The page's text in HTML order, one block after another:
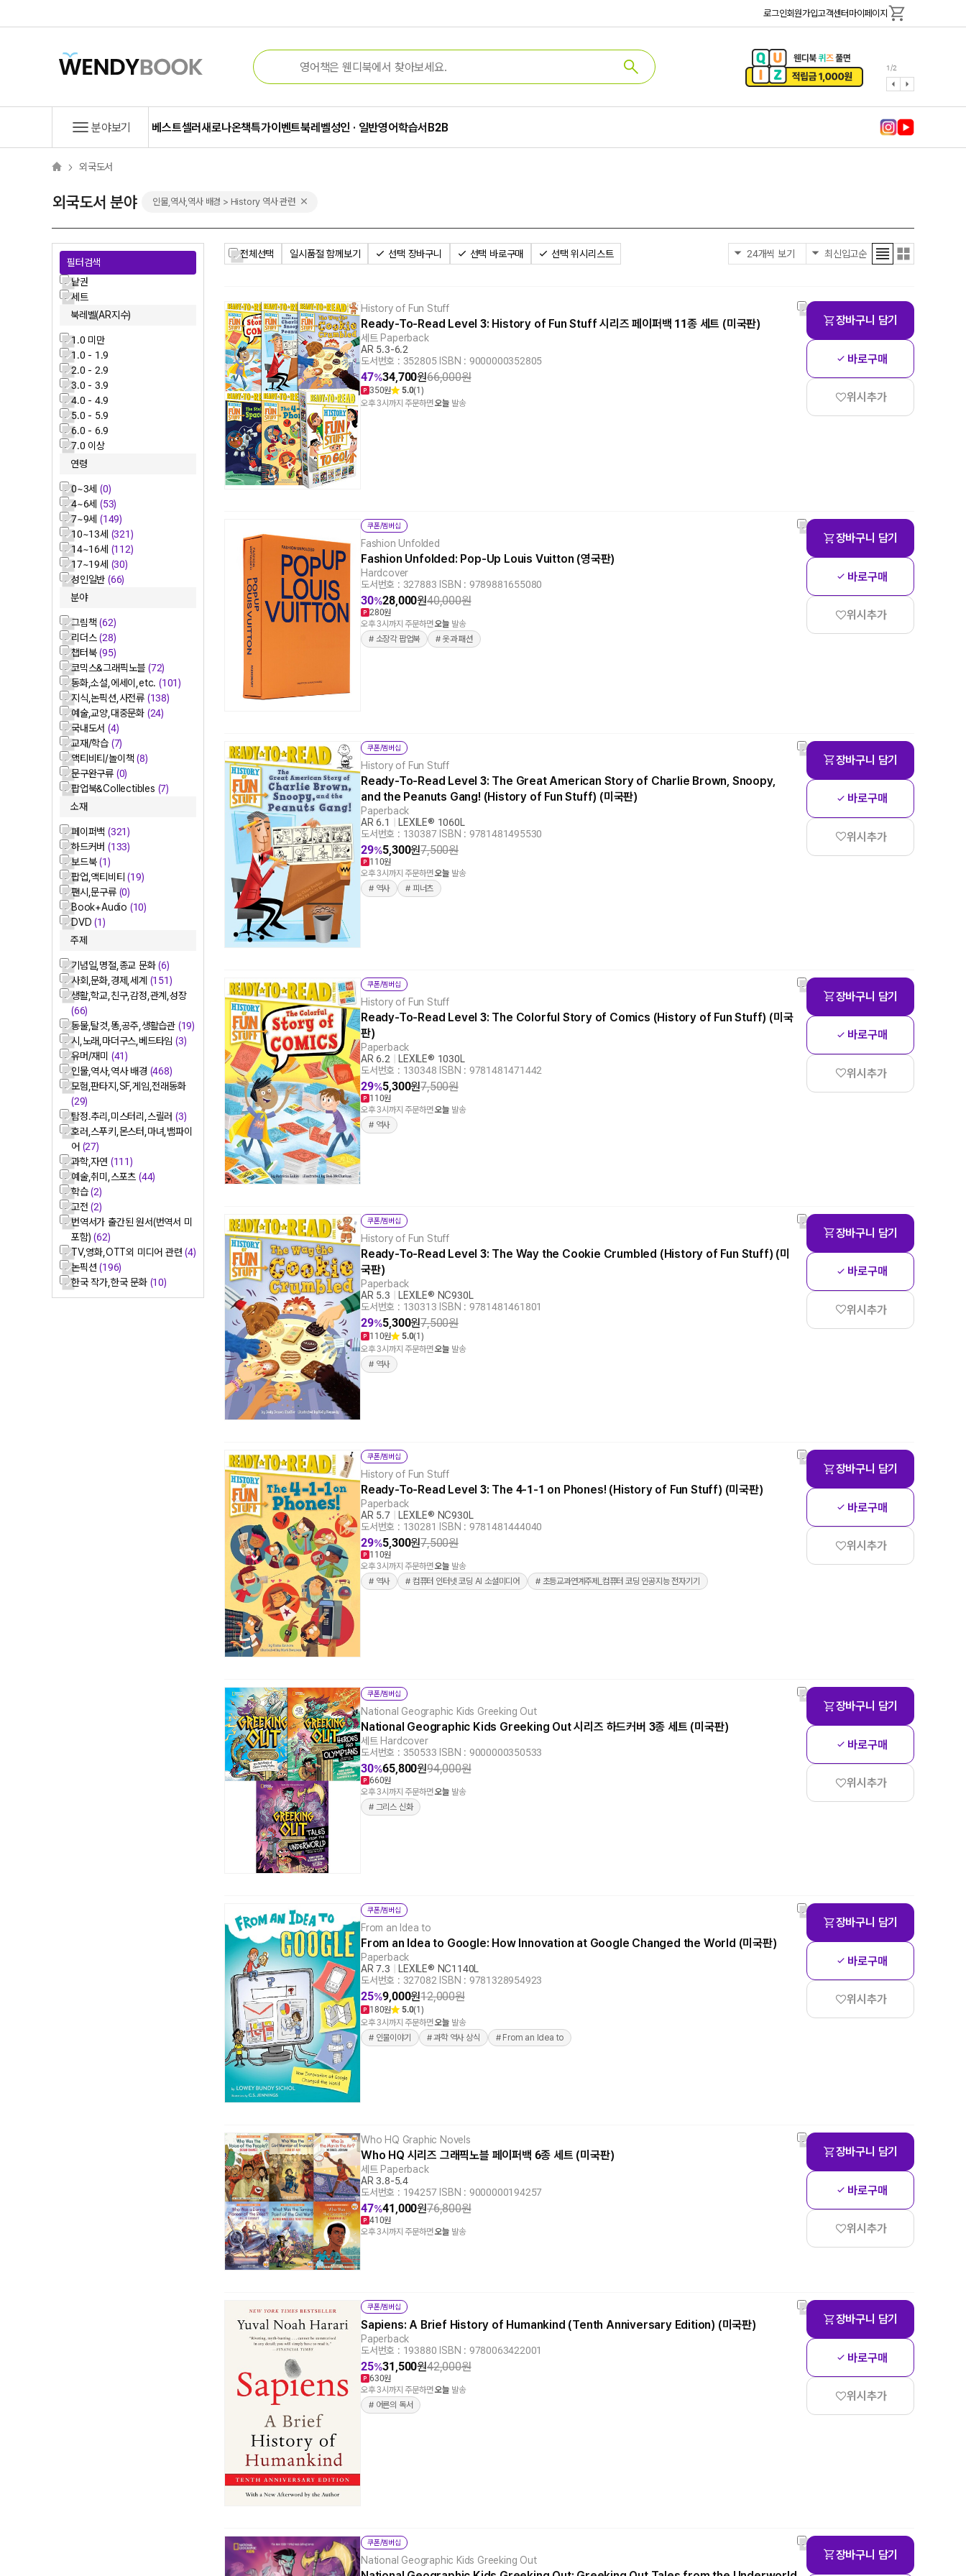
로그인회원가입고객센터 마이페이지
1/2
분야보기 베스트셀러새로나온책특가이벤트북레벨성인 · 일반영어학습서B2B
외국도서
외국도서 분야 인물,역사,역사 배경 > History 역사 관련
필터검색
낱권
세트
북레벨(AR지수)
1.0 미만
1.0 - 1.9
2.0 - 2.9
3.0 - 3.9
4.0 - 4.9
5.0 - 5.9
6.0 - 6.9
7.0 이상
연령
0~3세 (0)
4~6세 (53)
7~9세 (149)
10~13세 (321)
14~16세 (112)
17~19세 (30)
성인일반 (66)
분야
그림책(62)
리더스(28)
챕터북(95)
코믹스&그래픽노블(72)
동화,소설,에세이,etc. (101)
지식,논픽션,사전류 (138)
예술,교양,대중문화 (24)
국내도서 (4)
교재/학습 (7)
액티비티/놀이책(8)
문구완구류 (0)
팝업북&Collectibles (7)
소재
페이퍼백 (321)
하드커버 (133)
보드북(1)
팝업,액티비티(19)
팬시,문구류 (0)
Book+Audio (10)
DVD(1)
주제
기념일,명절,종교 문화(6)
사회,문화,경제,세계 (151)
생활,학교,친구,감정,관계,성장
(66)
동물,탈것,똥,공주,생활습관 (19)
시,노래,마더구스,베드타임(3)
유머/재미 (41)
인물,역사,역사 배경 (468)
모험,판타지,SF,게임,전래동화
(29)
탐정.추리,미스터리,스릴러(3)
호러,스푸키,몬스터,마녀,뱀파이
어 (27)
과학,자연 (111)
예술,취미,스포츠(44)
학습(2)
고전(2)
번역서가 출간된 원서(번역서 미
포함)(62)
TV,영화,OTT외 미디어 관련(4)
논픽션(196)
한국 작가,한국 문화 (10)
전체선택 일시품절 함께보기 선택 장바구니 선택 바로구매 선택 위시리스트
History of Fun Stuff
Ready-To-Read Level 3: History of Fun Stuff 시리즈 페이퍼백 11종 세트 (미국판)
세트 Paperback
AR 5.3-6.2
도서번호 : 352805| ISBN : 9000000352805
47%34,700원66,000원
350원 5.0(1)
오후 3시까지 주문하면오늘 발송
장바구니 담기
바로구매
위시추가
쿠폰/멤버십
Fashion Unfolded
Fashion Unfolded: Pop-Up Louis Vuitton (영국판)
Hardcover
도서번호 : 327883 ISBN : 9789881655080
30%28,000원40,000원
280원
오후 3시까지 주문하면오늘 발송
# 소장각 팝업북
# 옷과 패션
장바구니 담기
바로구매
위시추가
쿠폰/멤버십
History of Fun Stuff
Ready-To-Read Level 3: The Great American Story of Charlie Brown, Snoopy,
and the Peanuts Gang! (History of Fun Stuff) (미국판)
Paperback
AR 6.1
LEXILE® 1060L
도서번호 : 130387| ISBN : 9781481495530
29%5,300원7,500원
110원
오후 3시까지 주문하면오늘 발송
# 역사
# 피너츠
장바구니 담기
바로구매
위시추가
쿠폰/멤버십
History of Fun Stuff
Ready-To-Read Level 3: The Colorful Story of Comics (History of Fun Stuff) (미국
판)
Paperback
AR 6.2
LEXILE® 1030L
도서번호 : 130348 ISBN : 9781481471442
29%5,300원7,500원
110원
오후 3시까지 주문하면오늘 발송
# 역사
장바구니 담기
바로구매
위시추가
쿠폰/멤버십
History of Fun Stuff
Ready-To-Read Level 3: The Way the Cookie Crumbled (History of Fun Stuff) (미
국판)
Paperback
AR 5.3
LEXILE® NC930L
도서번호 : 130313 ISBN : 9781481461801
29%5,300원7,500원
110원 5.0(1)
오후 3시까지 주문하면오늘 발송
# 역사
장바구니 담기
바로구매
위시추가
쿠폰/멤버십
History of Fun Stuff
Ready-To-Read Level 3: The 4-1-1 on Phones! (History of Fun Stuff) (미국판)
Paperback
AR 5.7
LEXILE® NC930L
도서번호 : 130281
ISBN : 9781481444040
29%5,300원7,500원
110원
오후 3시까지 주문하면오늘 발송
# 역사
# 컴퓨터 인터넷 코딩 AI 소셜미디어 # 초등교과연계주제_컴퓨터 코딩 인공지능 전자기기
장바구니 담기
바로구매
위시추가
쿠폰/멤버십
National Geographic Kids Greeking Out
National Geographic Kids Greeking Out 시리즈 하드커버 3종 세트 (미국판)
세트 Hardcover
도서번호 : 350533 ISBN : 9000000350533
30%65,800원94,000원
660원
오후 3시까지 주문하면오늘 발송
# 그리스 신화
장바구니 담기
바로구매
위시추가
쿠폰/멤버십
From an Idea to
From an Idea to Google: How Innovation at Google Changed the World (미국판)
Paperback
AR 7.3
LEXILE® NC1140L
도서번호 : 327082| ISBN : 9781328954923
25%9,000원12,000원
180원 5.0(1)
오후 3시까지 주문하면오늘 발송
# 인물이야기
# 과학 역사 상식 # From an Idea to
장바구니 담기
바로구매
위시추가
Who HQ Graphic Novels
Who HQ 시리즈 그래픽노블 페이퍼백 6종 세트 (미국판)
세트 Paperback
AR 3.8-5.4
도서번호 : 194257| ISBN : 9000000194257
47%41,000원76,800원
410원
오후 3시까지 주문하면오늘 발송
장바구니 담기
바로구매
위시추가
쿠폰/멤버십
Sapiens: A Brief History of Humankind (Tenth Anniversary Edition) (미국판)
Paperback
도서번호 : 193880 ISBN : 9780063422001
25%31,500원42,000원
630원
오후 3시까지 주문하면오늘 발송
# 어른의 독서
장바구니 담기
바로구매
위시추가
쿠폰/멤버십
National Geographic Kids Greeking Out 장바구니 담기